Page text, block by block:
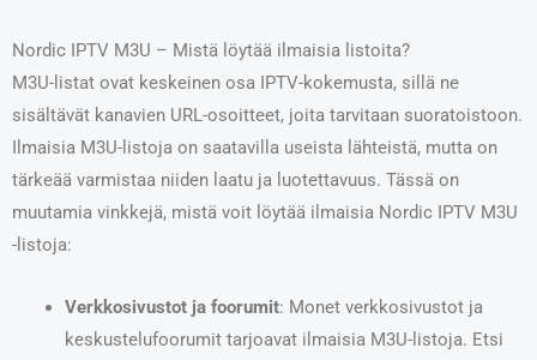
Nordic IPTV M3U – Mistä löytää ilmaisia listoita?
M3U-listat ovat keskeinen osa IPTV-kokemusta, sillä ne
sisältävät kanavien URL-osoitteet, joita tarvitaan suoratoistoon.
Ilmaisia M3U-listoja on saatavilla useista lähteistä, mutta on
tärkeää varmistaa niiden laatu ja luotettavuus. Tässä on
muutamia vinkkejä, mistä voit löytää ilmaisia Nordic IPTV M3U
-listoja:
Verkkosivustot ja foorumit: Monet verkkosivustot ja
keskustelufoorumit tarjoavat ilmaisia M3U-listoja. Etsi